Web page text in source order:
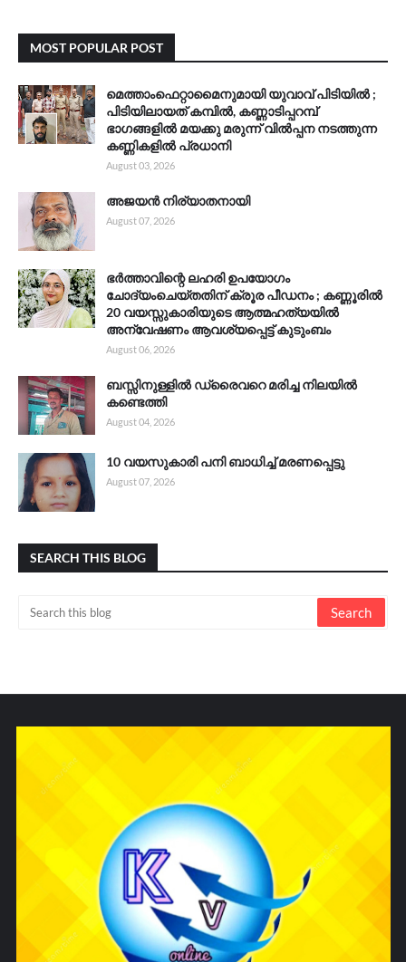
MOST POPULAR POST
മെത്താംഫെറ്റാമൈനുമായി യുവാവ് പിടിയിൽ ;
പിടിയിലായത് കമ്പിൽ, കണ്ണാടിപ്പറമ്പ്
ഭാഗങ്ങളിൽ മയക്കു മരുന്ന് വിൽപ്പന നടത്തുന്ന
കണ്ണികളിൽ പ്രധാനി
August 03, 2026
അജയൻ നിര്യാതനായി
August 07, 2026
ഭർത്താവിന്റെ ലഹരി ഉപയോഗം
ചോദ്യംചെയ്തതിന് ക്രൂര പീഡനം ; കണ്ണൂരിൽ
20 വയസ്സുകാരിയുടെ ആത്മഹത്യയിൽ
അന്വേഷണം ആവശ്യപ്പെട്ട് കുടുംബം
August 06, 2026
ബസ്സിനുള്ളിൽ ഡ്രൈവറെ മരിച്ച നിലയിൽ
കണ്ടെത്തി
August 04, 2026
10 വയസുകാരി പനി ബാധിച്ച് മരണപ്പെട്ടു
August 07, 2026
SEARCH THIS BLOG